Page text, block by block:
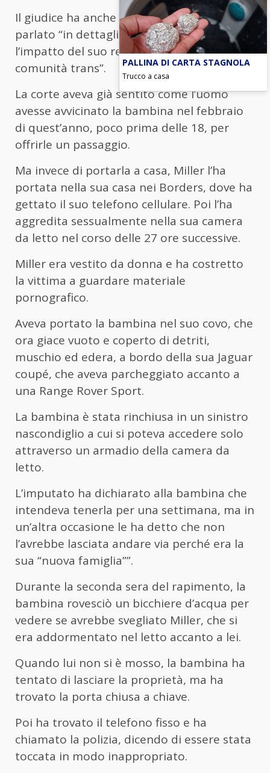
Il giudice ha anche detto che Miller ha
parlato “in dettaglio di voler limitare
l’impatto del suo reato alla più ampia
comunità trans”.
La corte aveva già sentito come l’uomo
avesse avvicinato la bambina nel febbraio
di quest’anno, poco prima delle 18, per
offrirle un passaggio.
Ma invece di portarla a casa, Miller l’ha
portata nella sua casa nei Borders, dove ha
gettato il suo telefono cellulare. Poi l’ha
aggredita sessualmente nella sua camera
da letto nel corso delle 27 ore successive.
Miller era vestito da donna e ha costretto
la vittima a guardare materiale
pornografico.
Aveva portato la bambina nel suo covo, che
ora giace vuoto e coperto di detriti,
muschio ed edera, a bordo della sua Jaguar
coupé, che aveva parcheggiato accanto a
una Range Rover Sport.
La bambina è stata rinchiusa in un sinistro
nascondiglio a cui si poteva accedere solo
attraverso un armadio della camera da
letto.
L’imputato ha dichiarato alla bambina che
intendeva tenerla per una settimana, ma in
un’altra occasione le ha detto che non
l’avrebbe lasciata andare via perché era la
sua “nuova famiglia””.
Durante la seconda sera del rapimento, la
bambina rovesciò un bicchiere d’acqua per
vedere se avrebbe svegliato Miller, che si
era addormentato nel letto accanto a lei.
Quando lui non si è mosso, la bambina ha
tentato di lasciare la proprietà, ma ha
trovato la porta chiusa a chiave.
Poi ha trovato il telefono fisso e ha
chiamato la polizia, dicendo di essere stata
toccata in modo inappropriato.
PALLINA DI CARTA STAGNOLA
Trucco a casa